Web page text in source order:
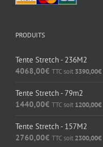
PRODUITS
Tente Stretch - 236M2
4068,00€ TTC soit 3390,00€
Tente Stretch - 79m2
1440,00€ TTC soit 1200,00€
Tente Stretch - 157M2
2760,00€ TTC soit 2300,00€